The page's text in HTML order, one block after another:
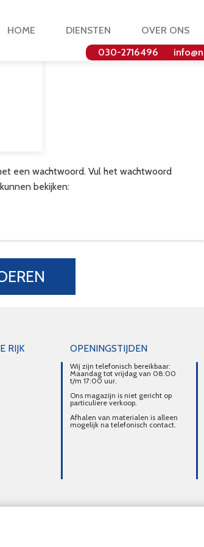
HOME DIENSTEN OVER ONS
030-2716496
een wachtwoord. Vul het wachtwoord
bekijken:
RIJK OPENINGSTIJDEN
Wij zijn telefonisch bereikbaar:
Maandag tot vrijdag van 08:00
t/m 17:00 uur.
Ons magazijn is niet gericht op
particuliere verkoop.
Afhalen van materialen is alleen
mogelijk na telefonisch contact.